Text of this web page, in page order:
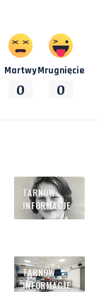
Martwy
0
Mrugnięcie
0
TARNÓW
INFORMACJE
TARNÓW
INFORMACJE